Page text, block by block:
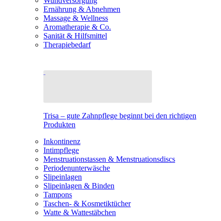
Ernährung & Abnehmen
Massage & Wellness
Aromatherapie & Co.
Sanität & Hilfsmittel
Therapiebedarf
Trisa – gute Zahnpflege beginnt bei den richtigen
Produkten
Inkontinenz
Intimpflege
Menstruationstassen & Menstruationsdiscs
Periodenunterwäsche
Slipeinlagen
Slipeinlagen & Binden
Tampons
Taschen- & Kosmetiktücher
Watte & Wattestäbchen